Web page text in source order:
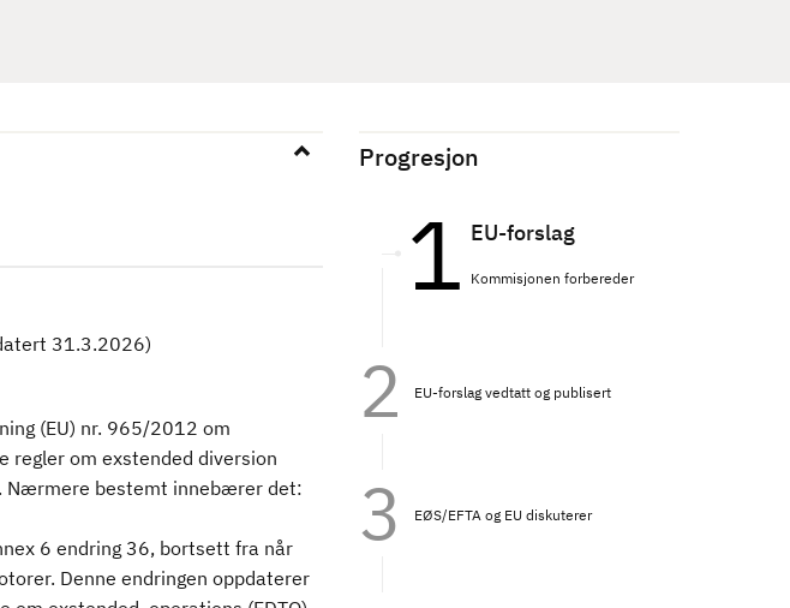
31.3.2026)
(EU) nr. 965/2012 om
regler om exstended diversion
Nærmere bestemt innebærer det:
6 endring 36, bortsett fra når
Denne endringen oppdaterer
Progresjon
EU-forslag
Kommisjonen forbereder
EU-forslag vedtatt og publisert
EØS/EFTA og EU diskuterer